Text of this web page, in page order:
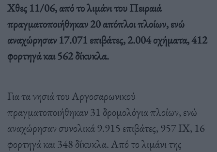
Χθες 11/06, από το λιμάνι του Πειραιά
πραγματοποιήθηκαν 20 απόπλοι πλοίων, ενώ
αναχώρησαν 17.071 επιβάτες, 2.004 οχήματα, 412
φορτηγά και 562 δίκυκλα.
Για τα νησιά του Αργοσαρωνικού
πραγματοποιήθηκαν 31 δρομολόγια πλοίων, ενώ
αναχώρησαν συνολικά 9.915 επιβάτες, 957 ΙΧ, 16
φορτηγά και 348 δίκυκλα. Από το λιμάνι της